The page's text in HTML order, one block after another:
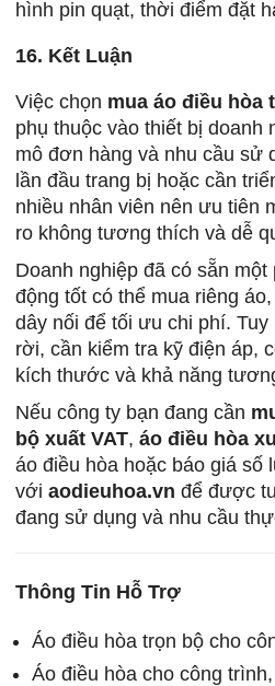
hình pin quạt, thời điểm đặt
16. Kết Luận
Việc chọn mua áo điều hòa
phụ thuộc vào thiết bị doanh
mô đơn hàng và nhu cầu sử
lần đầu trang bị hoặc cần
nhiều nhân viên nên ưu tiên
ro không tương thích và dễ
Doanh nghiệp đã có sẵn
động tốt có thể mua riêng
dây nối để tối ưu chi phí.
rời, cần kiểm tra kỹ điện áp,
kích thước và khả năng
Nếu công ty bạn đang cần
bộ xuất VAT, áo điều hòa
áo điều hòa hoặc báo giá số
với aodieuhoa.vn để được
đang sử dụng và nhu cầu
Thông Tin Hỗ Trợ
Áo điều hòa trọn bộ cho
Áo điều hòa cho công